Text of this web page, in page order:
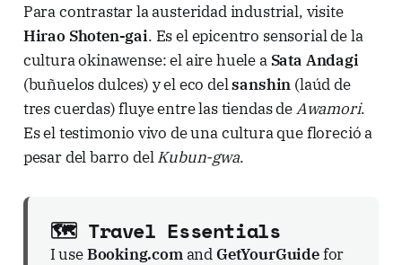
Para contrastar la austeridad industrial, visite
Hirao Shoten-gai. Es el epicentro sensorial de la
cultura okinawense: el aire huele a Sata Andagi
(buñuelos dulces) y el eco delsanshin (laúd de
tres cuerdas) fluye entre las tiendas deAwamori.
Es el testimonio vivo de una cultura que floreció a
pesar del barro delKubun-gwa.
🗺️ Travel Essentials
I useBooking.comandGetYourGuidefor